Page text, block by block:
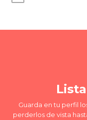
Guarda en tu perfil
perderlos de vista